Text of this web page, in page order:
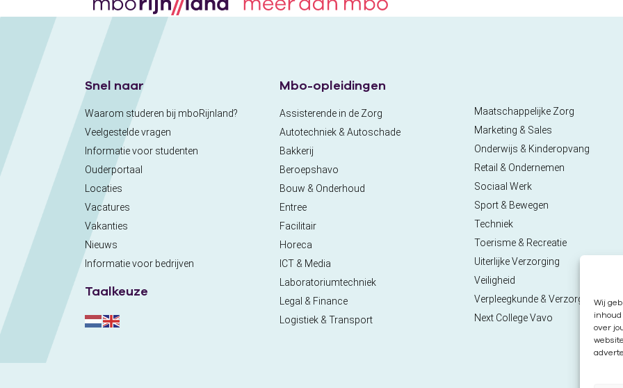
Wij
over
Snel naar
Waarom studeren bij mboRijnland?
Veelgestelde vragen
Informatie voor studenten
Ouderportaal
Locaties
Vacatures
Vakanties
Nieuws
Informatie voor bedrijven
Taalkeuze
Mbo-opleidingen
Assisterende in de Zorg
Autotechniek & Autoschade
Bakkerij
Beroepshavo
Bouw & Onderhoud
Entree
Facilitair
Horeca
ICT & Media
Laboratoriumtechniek
Legal & Finance
Logistiek & Transport
Maatschappelijke Zorg
Marketing & Sales
Onderwijs & Kinderopvang
Retail & Ondernemen
Sociaal Werk
Sport & Bewegen
Techniek
Toerisme & Recreatie
Uiterlijke Verzorging
Veiligheid
Verpleegkunde & Verzorgende
Next College Vavo